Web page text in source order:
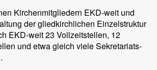
Kirchenmitgliedern EKD-weit und
der gliedkirchlichen Einzelstruktur
EKD-weit 23 Vollzeitstellen, 12
und etwa gleich viele Sekretariats-